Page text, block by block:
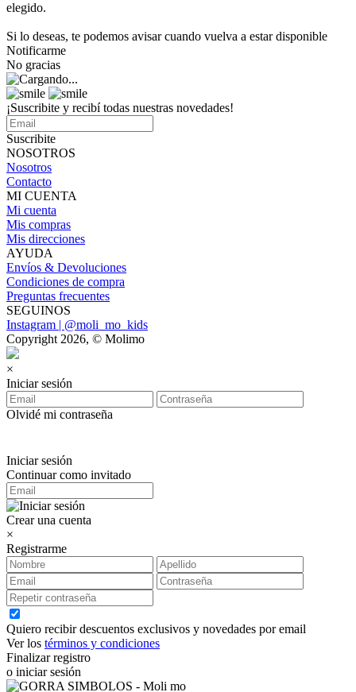
elegido.
Si lo deseas, te podemos avisar cuando vuelva a estar disponible
Notificarme
No gracias
¡Suscribite y recibí todas nuestras novedades!
Suscribite
NOSOTROS
Nosotros
Contacto
MI CUENTA
Mi cuenta
Mis compras
Mis direcciones
AYUDA
Envíos & Devoluciones
Condiciones de compra
Preguntas frecuentes
SEGUINOS
Instagram | @moli_mo_kids
Copyright 2026, © Molimo
×
Iniciar sesión
Olvidé mi contraseña
Iniciar sesión
Continuar como invitado
Crear una cuenta
×
Registrarme
Quiero recibir descuentos exclusivos y novedades por email
Ver los términos y condiciones
Finalizar registro
o iniciar sesión